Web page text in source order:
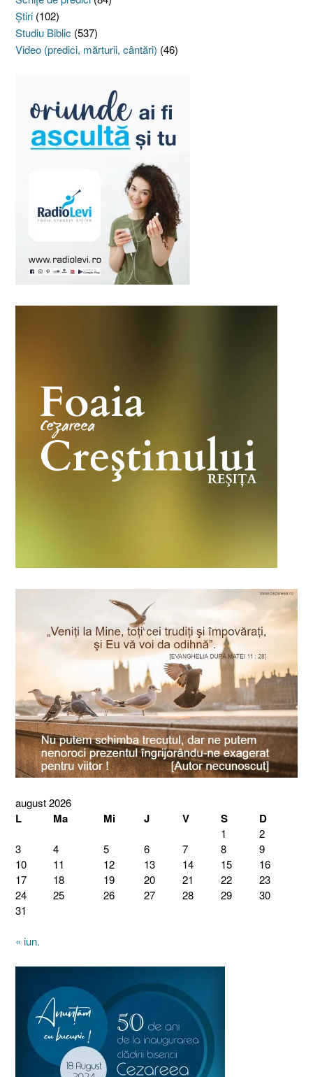
Ştiri (102)
Studiu Biblic (537)
Video (predici, mărturii, cântări) (46)
august 2026
L Ma Mi J V S D
1
2
3
4 5 6 7 8
9
10
11 12 13 14 15
16
17
18 19 20 21 22
23
24
25 26 27 28 29
30
31
« iun.